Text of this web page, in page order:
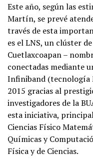
Este año, según las
Martín, se prevé
través de esta
es el LNS, un clúster
Cuetlaxcoapan –
conectadas mediante
Infiniband (tecnología
2015 gracias al
investigadores de la
esta iniciativa,
Ciencias Físico
Químicas y
Física y de Ciencias.